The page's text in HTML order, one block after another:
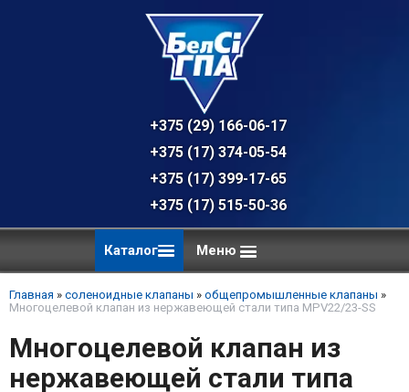
+375 (29) 166-06-17 - техническая
+375 (17) 374-05-54 - общий отдел,
+375 (17) 399-17-65
+375 (17) 515-50-36
Каталог Меню
Главная » соленоидные клапаны » общепромышленные клапаны »
Многоцелевой клапан из нержавеющей стали типа MPV22/23-SS
Многоцелевой клапан из
нержавеющей стали типа